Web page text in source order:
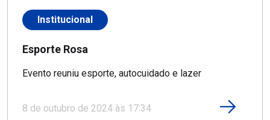
Institucional
Esporte Rosa
Evento reuniu esporte, autocuidado e lazer
8 de outubro de 2024 às 17:34